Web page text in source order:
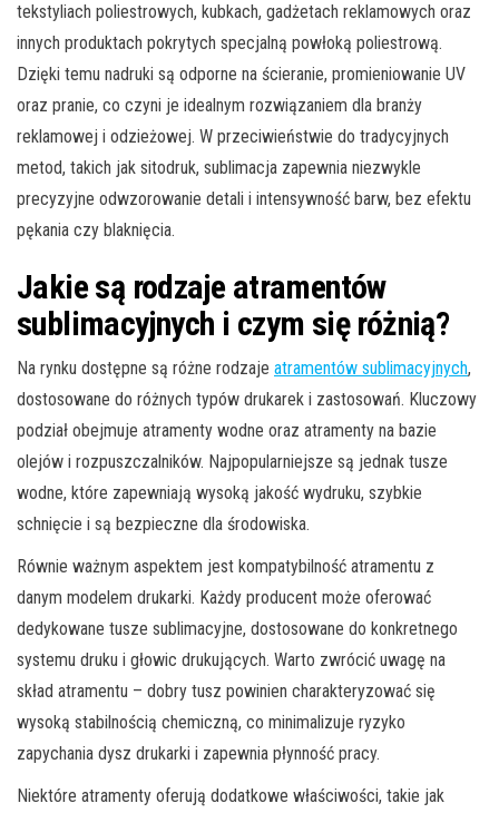
tekstyliach poliestrowych, kubkach, gadżetach reklamowych oraz
innych produktach pokrytych specjalną powłoką poliestrową.
Dzięki temu nadruki są odporne na ścieranie, promieniowanie UV
oraz pranie, co czyni je idealnym rozwiązaniem dla branży
reklamowej i odzieżowej. W przeciwieństwie do tradycyjnych
metod, takich jak sitodruk, sublimacja zapewnia niezwykle
precyzyjne odwzorowanie detali i intensywność barw, bez efektu
pękania czy blaknięcia.
Jakie są rodzaje atramentów
sublimacyjnych i czym się różnią?
Na rynku dostępne są różne rodzaje atramentów sublimacyjnych,
dostosowane do różnych typów drukarek i zastosowań. Kluczowy
podział obejmuje atramenty wodne oraz atramenty na bazie
olejów i rozpuszczalników. Najpopularniejsze są jednak tusze
wodne, które zapewniają wysoką jakość wydruku, szybkie
schnięcie i są bezpieczne dla środowiska.
Równie ważnym aspektem jest kompatybilność atramentu z
danym modelem drukarki. Każdy producent może oferować
dedykowane tusze sublimacyjne, dostosowane do konkretnego
systemu druku i głowic drukujących. Warto zwrócić uwagę na
skład atramentu – dobry tusz powinien charakteryzować się
wysoką stabilnością chemiczną, co minimalizuje ryzyko
zapychania dysz drukarki i zapewnia płynność pracy.
Niektóre atramenty oferują dodatkowe właściwości, takie jak